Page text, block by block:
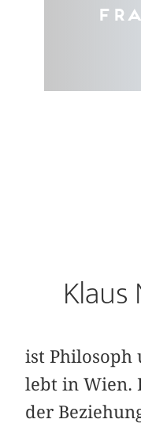
ist Philosoph
lebt in Wien.
der